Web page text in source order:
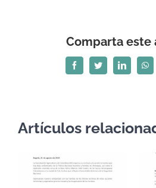
Comparta este
FacebookTwitterLinkedIn
Artículos